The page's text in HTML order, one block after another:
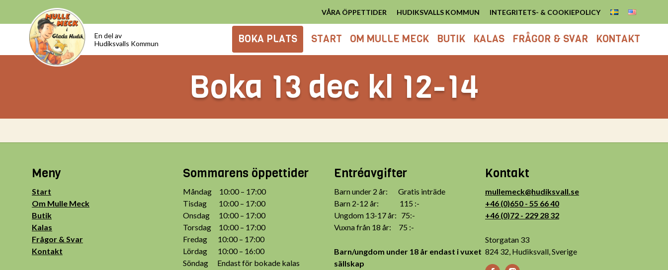
VÅRA ÖPPETTIDER HUDIKSVALLS KOMMUN INTEGRITETS- & COOKIEPOLICY
En del av
Hudiksvalls Kommun
BOKA PLATS START OM MULLE MECK BUTIK KALAS FRÅGOR & SVAR KONTAKT
Boka 13 dec kl 12-14
Meny
Start
Om Mulle Meck
Butik
Kalas
Frågor & Svar
Kontakt
Sommarens öppettider
Måndag 10:00 – 17:00
Tisdag 10:00 – 17:00
Onsdag 10:00 – 17:00
Torsdag 10:00 – 17:00
Fredag 10:00 – 17:00
Lördag 10:00 – 16:00
Söndag Endast för bokade kalas
Entréavgifter
Barn under 2 år: Gratis inträde
Barn 2-12 år: 115 :-
Ungdom 13-17 år: 75:-
Vuxna från 18 år: 75 :-
Barn/ungdom under 18 år endast i vuxet
sällskap
Kontakt
mullemeck@hudiksvall.se
+46 (0)650 - 55 66 40
+46 (0)72 - 229 28 32
Storgatan 33
824 32, Hudiksvall, Sverige